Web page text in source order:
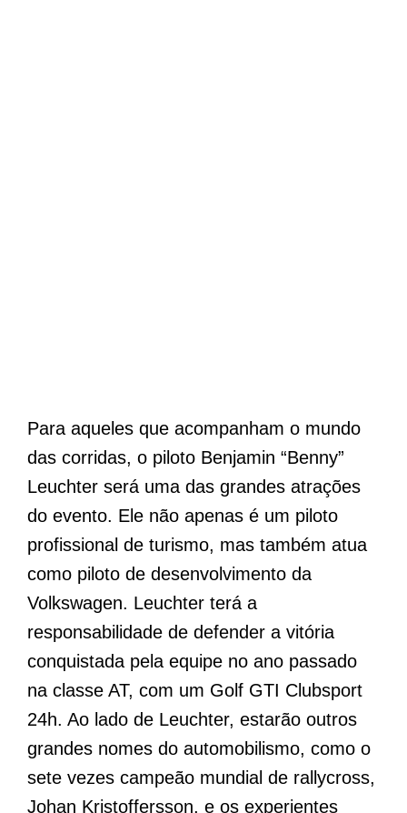
Para aqueles que acompanham o mundo
das corridas, o piloto Benjamin “Benny”
Leuchter será uma das grandes atrações
do evento. Ele não apenas é um piloto
profissional de turismo, mas também atua
como piloto de desenvolvimento da
Volkswagen. Leuchter terá a
responsabilidade de defender a vitória
conquistada pela equipe no ano passado
na classe AT, com um Golf GTI Clubsport
24h. Ao lado de Leuchter, estarão outros
grandes nomes do automobilismo, como o
sete vezes campeão mundial de rallycross,
Johan Kristoffersson, e os experientes